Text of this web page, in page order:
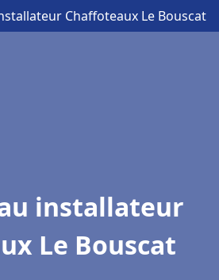
Chaffoteaux Le Bouscat
installateur
Le Bouscat